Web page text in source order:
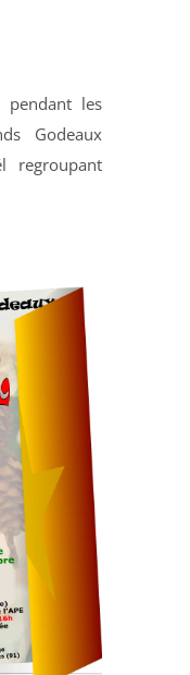
pendant les
Godeaux
regroupant